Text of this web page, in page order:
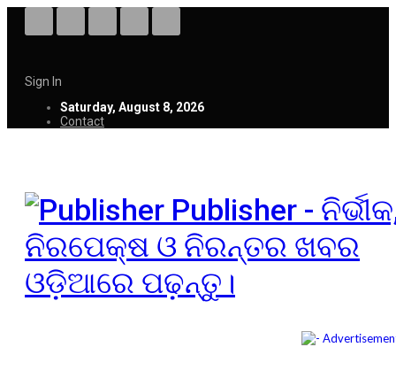
Sign In
Saturday, August 8, 2026
Contact
Publisher -
ନିରପେକ୍ଷ ଓ ନିରନ୍ତର ଖବର
ଓଡ଼ିଆରେ ପଢ଼ନ୍ତୁ।